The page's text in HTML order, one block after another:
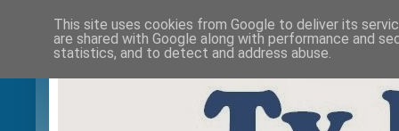
This site uses cookies from Google to deliver its
are shared with Google along with performance and
statistics, and to detect and address abuse.